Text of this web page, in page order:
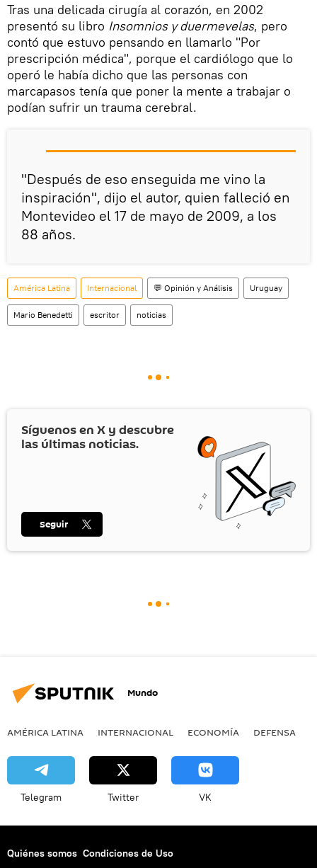
Tras una delicada cirugía al corazón, en 2002
presentó su libro Insomnios y duermevelas, pero
contó que estuvo pensando en llamarlo "Por
prescripción médica", porque el cardiólogo que lo
operó le había dicho que las personas con
marcapasos tenía que poner la mente a trabajar o
podían sufrir un trauma cerebral.
"Después de eso enseguida me vino la
inspiración", dijo el autor, quien falleció en
Montevideo el 17 de mayo de 2009, a los
88 años.
América Latina Internacional 💬 Opinión y Análisis Uruguay
Mario Benedetti escritor noticias
Síguenos en X y descubre
las últimas noticias.
Seguir
Mundo
AMÉRICA LATINA INTERNACIONAL ECONOMÍA DEFENSA
Telegram Twitter VK
Quiénes somos Condiciones de Uso